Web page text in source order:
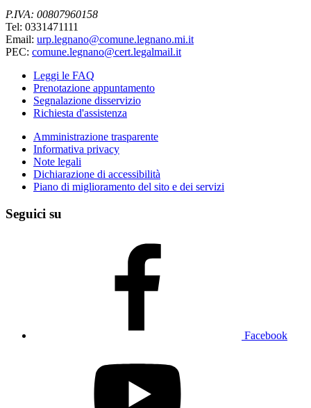
P.IVA: 00807960158
Tel: 0331471111
Email: urp.legnano@comune.legnano.mi.it
PEC: comune.legnano@cert.legalmail.it
Leggi le FAQ
Prenotazione appuntamento
Segnalazione disservizio
Richiesta d'assistenza
Amministrazione trasparente
Informativa privacy
Note legali
Dichiarazione di accessibilità
Piano di miglioramento del sito e dei servizi
Seguici su
Facebook